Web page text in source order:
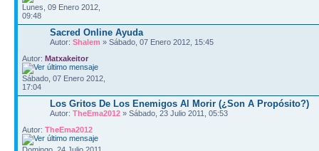
Lunes, 09 Enero 2012,
09:48
Sacred Online Ayuda
Autor: Shalem » Sábado, 07 Enero 2012, 15:45
Autor: Matxakeitor
Sábado, 07 Enero 2012,
17:04
Los Gritos De Los Enemigos Al Morir (¿Son A Propósito?)
Autor: TheEma2012 » Sábado, 23 Julio 2011, 05:53
Autor: TheEma2012
Domingo, 24 Julio 2011,